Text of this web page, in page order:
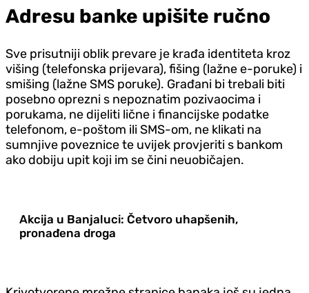
Adresu banke upišite ručno
Sve prisutniji oblik prevare je krađa identiteta kroz
višing (telefonska prijevara), fišing (lažne e-poruke) i
smišing (lažne SMS poruke). Građani bi trebali biti
posebno oprezni s nepoznatim pozivaocima i
porukama, ne dijeliti lične i financijske podatke
telefonom, e-poštom ili SMS-om, ne klikati na
sumnjive poveznice te uvijek provjeriti s bankom
ako dobiju upit koji im se čini neuobičajen.
Akcija u Banjaluci: Četvoro uhapšenih,
pronađena droga